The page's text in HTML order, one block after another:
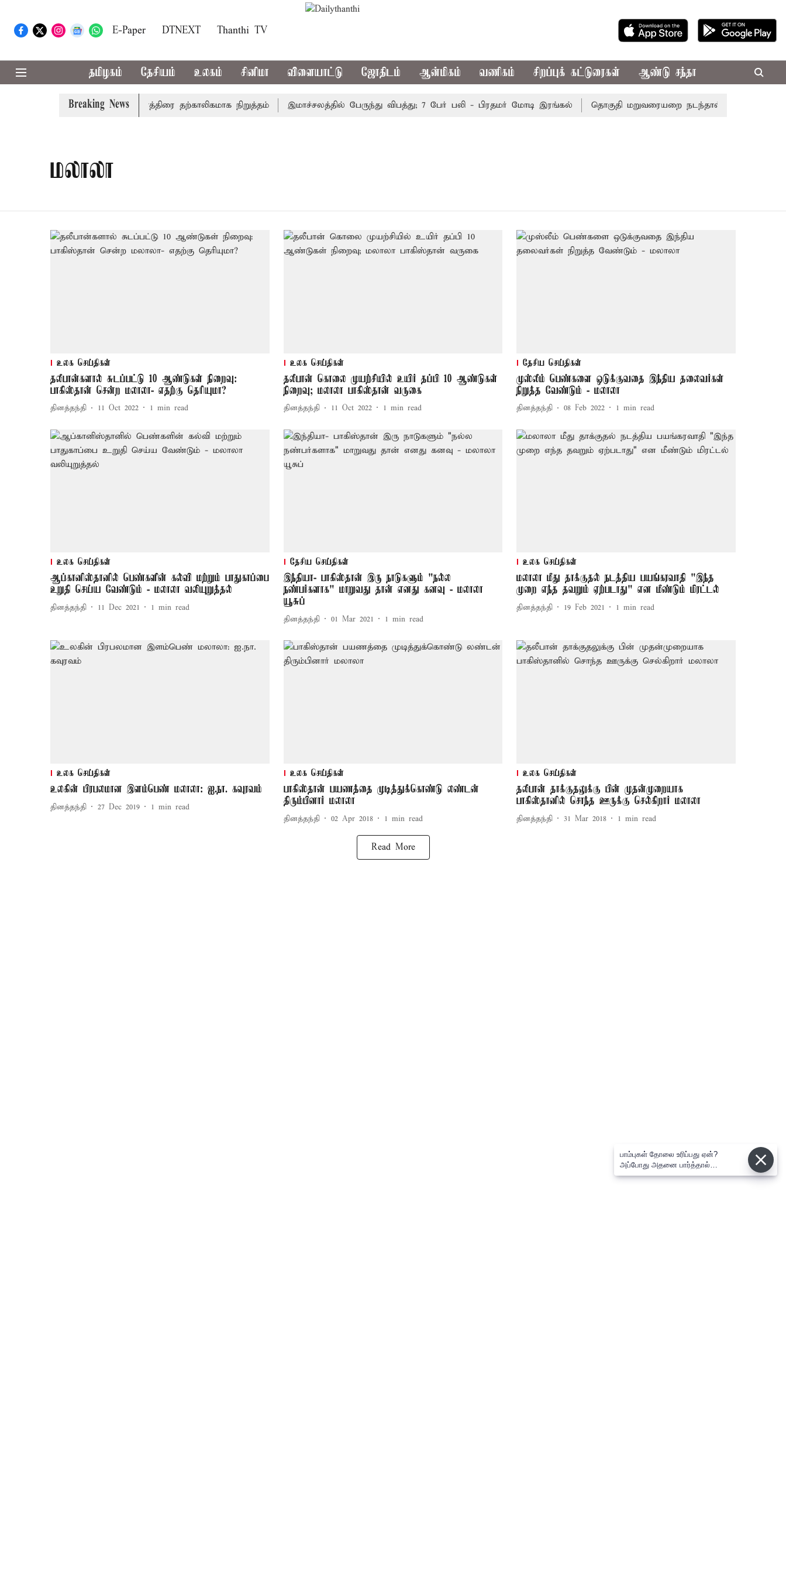
E-Paper DTNEXT Thanthi TV
தமிழகம் தேசியம் உலகம் சினிமா விளையாட்டு ஜோதிடம் ஆன்மிகம் வணிகம் சிறப்புக் கட்டுரைகள் ஆண்டு சந்தா
Breaking News
அமர்நாத் யாத்திரை தற்காலிகமாக நிறுத்தம் இமாச்சலத்தில் பேருந்து விபத்து; 7 பேர் பலி - பிரதமர் மோடி இரங்கல் தொகுதி மறுவரையறை நடந்தால் தமிழக
மலாலா
உலக செய்திகள்
தலீபான்களால் சுடப்பட்டு 10 ஆண்டுகள் நிறைவு:
பாகிஸ்தான் சென்ற மலாலா- எதற்கு தெரியுமா?
தினத்தந்தி 11 Oct 2022 1 min read
உலக செய்திகள்
தலீபான் கொலை முயற்சியில் உயிர் தப்பி 10 ஆண்டுகள்
நிறைவு; மலாலா பாகிஸ்தான் வருகை
தினத்தந்தி 11 Oct 2022 1 min read
தேசிய செய்திகள்
முஸ்லீம் பெண்களை ஒடுக்குவதை இந்திய தலைவர்கள்
நிறுத்த வேண்டும் - மலாலா
தினத்தந்தி 08 Feb 2022 1 min read
உலக செய்திகள்
ஆப்கானிஸ்தானில் பெண்களின் கல்வி மற்றும் பாதுகாப்பை
உறுதி செய்ய வேண்டும் - மலாலா வலியுறுத்தல்
தினத்தந்தி 11 Dec 2021 1 min read
தேசிய செய்திகள்
இந்தியா- பாகிஸ்தான் இரு நாடுகளும் "நல்ல
நண்பர்களாக" மாறுவது தான் எனது கனவு - மலாலா
யூசுப்
தினத்தந்தி 01 Mar 2021 1 min read
உலக செய்திகள்
மலாலா மீது தாக்குதல் நடத்திய பயங்கரவாதி "இந்த
முறை எந்த தவறும் ஏற்படாது" என மீண்டும் மிரட்டல்
தினத்தந்தி 19 Feb 2021 1 min read
உலக செய்திகள்
உலகின் பிரபலமான இளம்பெண் மலாலா: ஐ.நா. கவுரவம்
தினத்தந்தி 27 Dec 2019 1 min read
உலக செய்திகள்
பாகிஸ்தான் பயணத்தை முடித்துக்கொண்டு லண்டன்
திரும்பினார் மலாலா
தினத்தந்தி 02 Apr 2018 1 min read
உலக செய்திகள்
தலீபான் தாக்குதலுக்கு பின் முதன்முறையாக
பாகிஸ்தானில் சொந்த ஊருக்கு செல்கிறார் மலாலா
தினத்தந்தி 31 Mar 2018 1 min read
Read More
பாம்புகள் தோலை உரிப்பது ஏன்?
அப்போது அதனை பார்த்தால்
பழிவாங்குமா?